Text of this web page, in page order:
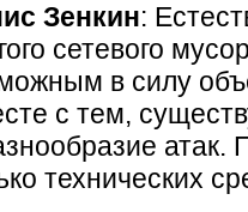
Зенкин:
сетевого
в силу
с тем,
атак.
технических